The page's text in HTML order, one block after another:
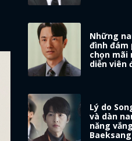
Những
đình đám
chọn mãi
diễn viên
Lý do
và dàn
năng
Baeksang